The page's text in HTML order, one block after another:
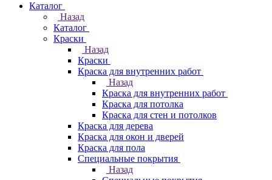
Каталог
Назад
Каталог
Краски
Назад
Краски
Краска для внутренних работ
Назад
Краска для внутренних работ
Краска для потолка
Краска для стен и потолков
Краска для дерева
Краска для окон и дверей
Краска для пола
Специальные покрытия
Назад